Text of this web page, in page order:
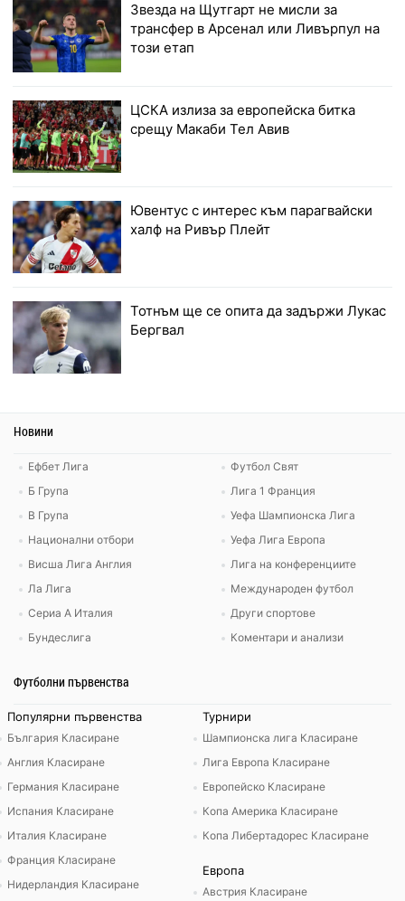
Звезда на Щутгарт не мисли за
трансфер в Арсенал или Ливърпул на
този етап
ЦСКА излиза за европейска битка
срещу Макаби Тел Авив
Ювентус с интерес към парагвайски
халф на Ривър Плейт
Тотнъм ще се опита да задържи Лукас
Бергвал
Новини
Ефбет Лига
Б Група
В Група
Национални отбори
Висша Лига Англия
Ла Лига
Сериа А Италия
Бундеслига
Футбол Свят
Лига 1 Франция
Уефа Шампионска Лига
Уефа Лига Европа
Лига на конференциите
Международен футбол
Други спортове
Коментари и анализи
Футболни първенства
Популярни първенства
България Класиране
Англия Класиране
Германия Класиране
Испания Класиране
Италия Класиране
Франция Класиране
Нидерландия Класиране
Турнири
Шампионска лига Класиране
Лига Европа Класиране
Европейско Класиране
Копа Америка Класиране
Копа Либертадорес Класиране
Европа
Австрия Класиране